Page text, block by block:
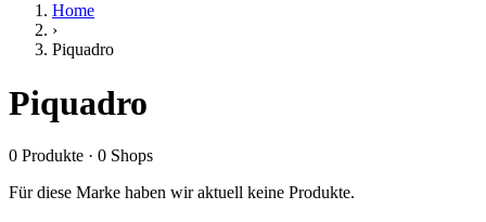
Home
›
Piquadro
Piquadro
0 Produkte · 0 Shops
Für diese Marke haben wir aktuell keine Produkte.